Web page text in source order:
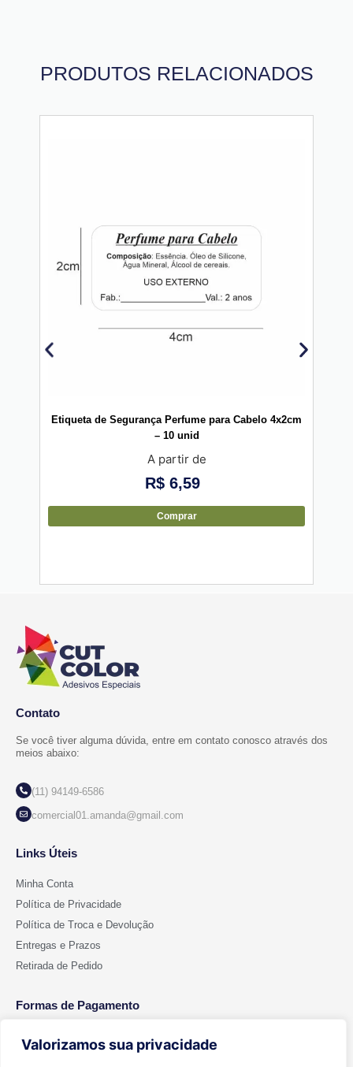
Valorizamos sua privacidade
PRODUTOS RELACIONADOS
Etiqueta de Segurança Perfume para Cabelo 4x2cm
– 10 unid
A partir de
R$ 6,59
Comprar
Contato
Se você tiver alguma dúvida, entre em contato conosco através dos
meios abaixo:
(11) 94149-6586
comercial01.amanda@gmail.com
Links Úteis
Minha Conta
Política de Privacidade
Política de Troca e Devolução
Entregas e Prazos
Retirada de Pedido
Formas de Pagamento